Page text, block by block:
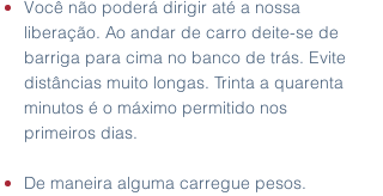
Você não poderá dirigir até a nossa
liberação. Ao andar de carro deite-se de
barriga para cima no banco de trás. Evite
distâncias muito longas. Trinta a quarenta
minutos é o máximo permitido nos
primeiros dias.
De maneira alguma carregue pesos.